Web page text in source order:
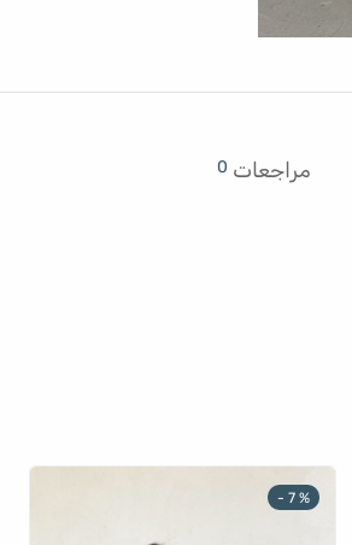
مراجعات 0
- 7 %